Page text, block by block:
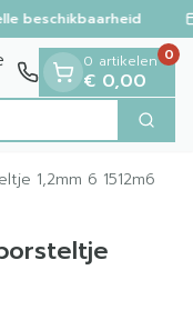
beschikbaarheid
Zoek
0 artikelen
€ 0,00
0
1,2mm 6 1512m6